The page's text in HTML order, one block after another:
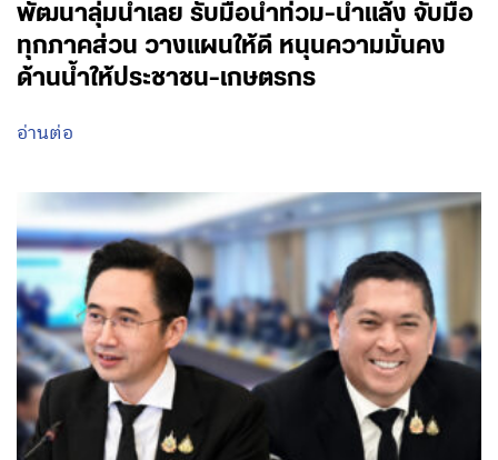
พัฒนาลุ่มน้ำเลย รับมือน้ำท่วม-น้ำแล้ง จับมือ
ทุกภาคส่วน วางแผนให้ดี หนุนความมั่นคง
ด้านน้ำให้ประชาชน-เกษตรกร
อ่านต่อ